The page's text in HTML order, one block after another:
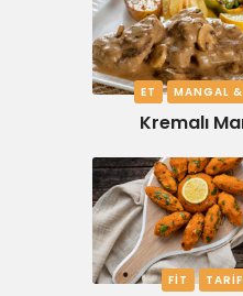
ET MANGAL
Kremalı
FIT